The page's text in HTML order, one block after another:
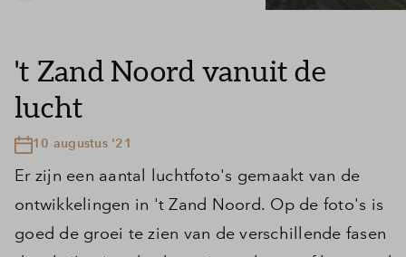
't Zand Noord vanuit de
lucht
10 augustus '21
Er zijn een aantal luchtfoto's gemaakt van de
ontwikkelingen in 't Zand Noord. Op de foto's is
goed de groei te zien van de verschillende fasen